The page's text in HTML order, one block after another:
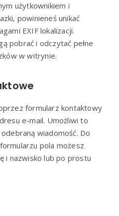
użytkownikiem i
powinieneś unikać
EXIF lokalizacji.
pobrać i odczytać pełne
w witrynie.
formularz kontaktowy
e-mail. Umożliwi to
wiadomość. Do
pola możesz
i nazwisko lub po prostu